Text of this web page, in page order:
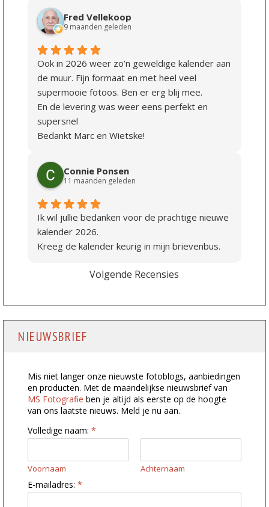
Fred Vellekoop
9 maanden geleden
Ook in 2026 weer zo’n geweldige kalender aan
de muur. Fijn formaat en met heel veel
supermooie fotoos. Ben er erg blij mee.
En de levering was weer eens perfekt en
supersnel
Bedankt Marc en Wietske!
Connie Ponsen
11 maanden geleden
Ik wil jullie bedanken voor de prachtige nieuwe
kalender 2026.
Kreeg de kalender keurig in mijn brievenbus.
Volgende Recensies
NIEUWSBRIEF
Mis niet langer onze nieuwste fotoblogs, aanbiedingen
en producten. Met de maandelijkse nieuwsbrief van
MS Fotografie ben je altijd als eerste op de hoogte
van ons laatste nieuws. Meld je nu aan.
Volledige naam:*
Voornaam Achternaam
*
E
E-mailadres:*